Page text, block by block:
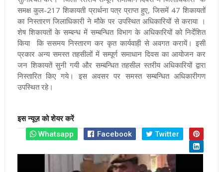
समक्ष कुल-217 शिकायती प्रार्थना पत्र प्राप्त हुए, जिसमें 47 शिकायतों
का निस्तारण जिलाधिकारी ने मौके पर उपस्थित अधिकारियों से कराया ।
शेष शिकायतों के सम्बन्ध में सम्बन्धित विभाग के अधिकारियों को निर्देशित
किया कि ससमय निस्तारण कर कृत कार्यवाही से अवगत करायें। इसी
प्रकार अन्य समस्त तहसीलों में सम्पूर्ण समाधान दिवस का आयोजन कर
जन शिकायतें सुनी गयी और सम्बन्धित तहसील स्तरीय अधिकारियों द्वारा
निस्तारित किए गये। इस अवसर पर समस्त सम्बन्धित अधिकारीगण
उपस्थित रहे।
इस न्यूज़ को शेयर करें
Whatsapp
Facebook Twitter